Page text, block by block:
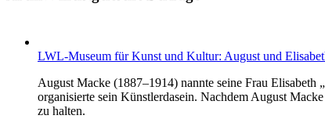
LWL-Museum für Kunst und Kultur: August und
August Macke (1887–1914) nannte seine Frau
organisierte sein Künstlerdasein. Nachdem August
zu halten.